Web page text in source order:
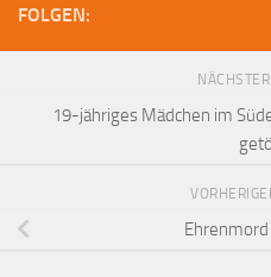
FOLGEN:
19-jähriges Mädchen im
Ehrenmord